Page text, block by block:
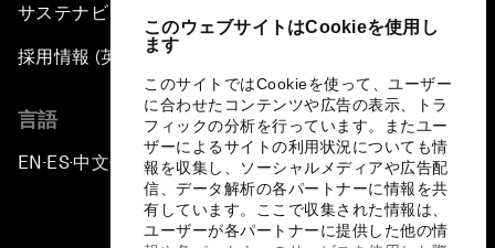
このウェブサイトはCookieを使用し
ます
このサイトではCookieを使って、ユーザー
に合わせたコンテンツや広告の表示、トラ
フィックの分析を行っています。またユー
ザーによるサイトの利用状況についても情
報を収集し、ソーシャルメディアや広告配
信、データ解析の各パートナーに情報を共
有しています。ここで収集された情報は、
ユーザーが各パートナーに提供した他の情
サステナビリティへの取り組み
採用情報 (英語のみ)
言語
EN ▪ES▪中文▪ 日本語